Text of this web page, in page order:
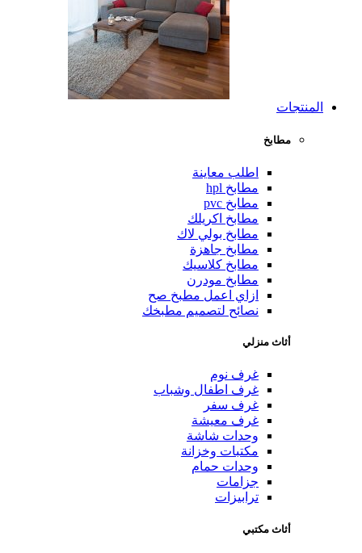
المنتجات
مطابخ
اطلب معاينة
مطابخ hpl
مطابخ pvc
مطابخ اكريلك
مطابخ بولي لاك
مطابخ جاهزة
مطابخ كلاسيك
مطابخ مودرن
ازاي اعمل مطبخ صح
نصائح لتصميم مطبخك
أثاث منزلي
غرف نوم
غرف اطفال وشباب
غرف سفر
غرف معيشة
وحدات شاشة
مكتبات وخزانة
وحدات حمام
جزامات
ترابيزات
أثاث مكتبي